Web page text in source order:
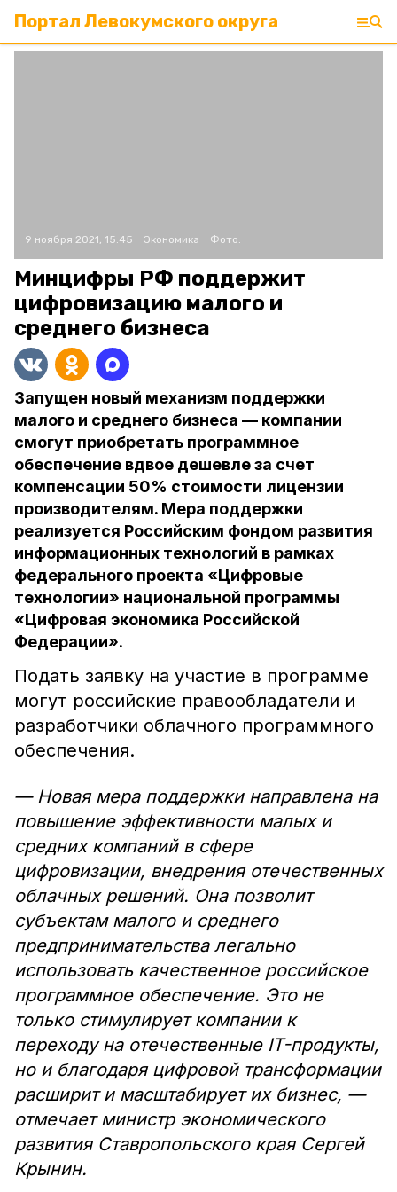
Портал Левокумского округа
9 ноября 2021, 15:45 Экономика Фото:
Минцифры РФ поддержит
цифровизацию малого и
среднего бизнеса
Запущен новый механизм поддержки
малого и среднего бизнеса — компании
смогут приобретать программное
обеспечение вдвое дешевле за счет
компенсации 50% стоимости лицензии
производителям. Мера поддержки
реализуется Российским фондом развития
информационных технологий в рамках
федерального проекта «Цифровые
технологии» национальной программы
«Цифровая экономика Российской
Федерации».
Подать заявку на участие в программе
могут российские правообладатели и
разработчики облачного программного
обеспечения.
— Новая мера поддержки направлена на
повышение эффективности малых и
средних компаний в сфере
цифровизации, внедрения отечественных
облачных решений. Она позволит
субъектам малого и среднего
предпринимательства легально
использовать качественное российское
программное обеспечение. Это не
только стимулирует компании к
переходу на отечественные IT-продукты,
но и благодаря цифровой трансформации
расширит и масштабирует их бизнес, —
отмечает министр экономического
развития Ставропольского края Сергей
Крынин.